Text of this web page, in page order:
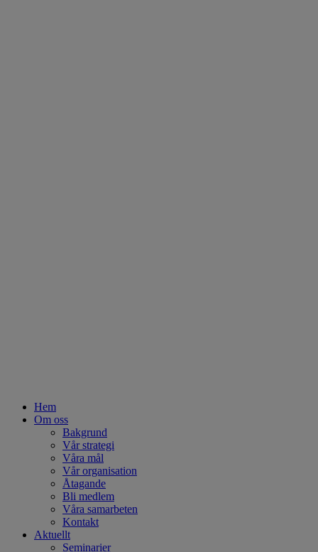
Hem
Om oss
Bakgrund
Vår strategi
Våra mål
Vår organisation
Åtagande
Bli medlem
Våra samarbeten
Kontakt
Aktuellt
Seminarier